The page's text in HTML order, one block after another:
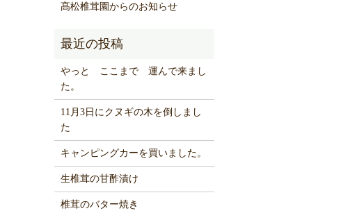
髙松椎茸園からのお知らせ
やっと ここまで 運んで来まし
た。
11月3日にクヌギの木を倒しまし
た
キャンピングカーを買いました。
生椎茸の甘酢漬け
椎茸のバター焼き